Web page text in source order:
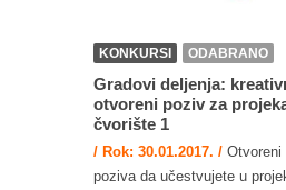
KONKURSI ODABRANO
Gradovi deljenja:
otvoreni poziv za
čvorište 1
/ Rok: 30.01.2017. / Otvoreni
poziva da učestvujete u